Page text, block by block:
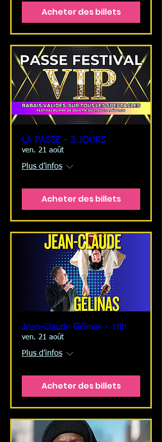
Acheter des billets
LA PASSE - 3 JOURS
ven. 21 août
Plus d'infos
Acheter des billets
Jean-Claude Gélinas - 18h
ven. 21 août
Plus d'infos
Acheter des billets